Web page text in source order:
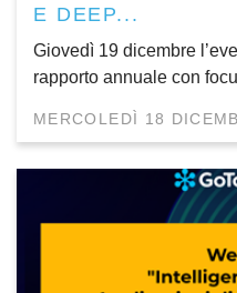
E DEEP...
Giovedì 19 dicembre
rapporto annuale con
MERCOLEDÌ 18